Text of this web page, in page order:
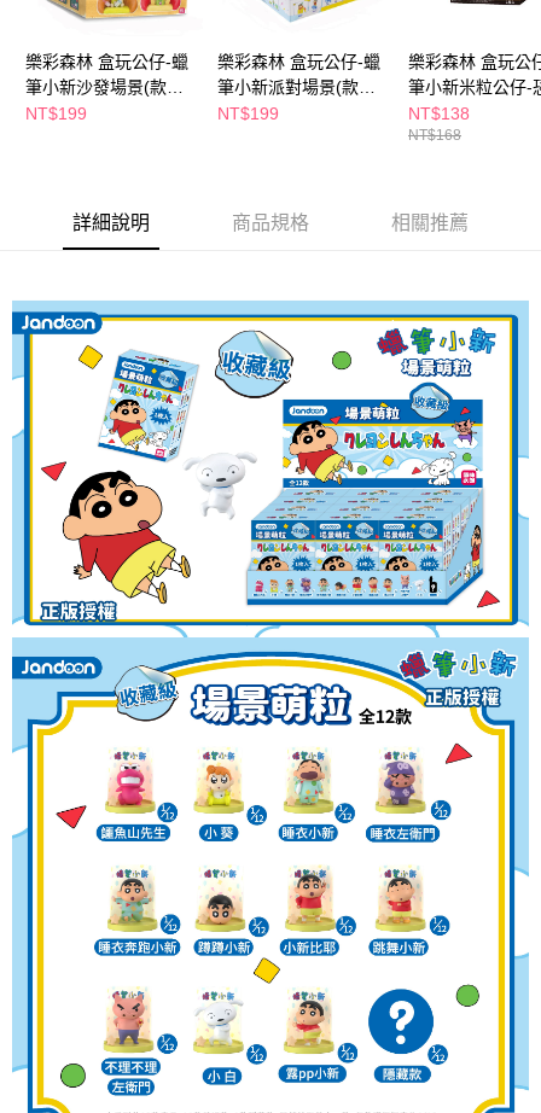
３．未成年的使用者請事先徵得法定代理人或監護人之同意方可使用
任。
４．使用「AFTEE先享後付」時，將依據個別帳號之用戶狀況，依本公司即
時審查核予不同之上限額度；若仍有額度不足之情形，本公司將視審查結果
請求用戶進行身份認證。
５．嚴禁一人註冊多個帳號或使用他人資訊註冊。若發現惡意使用之情形，
宅配(本島)
每筆NT$100，滿NT$790(含以上)免運費
付款後寶雅門市自取(由倉庫統一出貨)
樂彩森林 盒玩公仔-蠟
筆小新沙發場景(款式
隨機出貨)
NT$199
樂彩森林 盒玩公仔-蠟
筆小新派對場景(款式
隨機出貨)
NT$199
樂彩森林 盒玩公
筆小新米粒公仔-
日記(款式隨機出
NT$138
NT$168
詳細說明 商品規格 相關推薦